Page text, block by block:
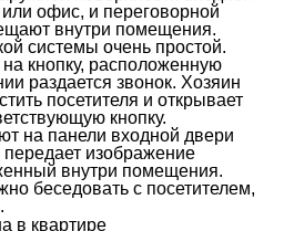
офис, и переговорной
внутри помещения.
системы очень простой.
кнопку, расположенную
раздается звонок. Хозяин
посетителя и открывает
кнопку.
на панели входной двери
передает изображение
внутри помещения.
беседовать с посетителем,